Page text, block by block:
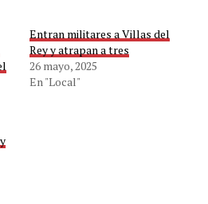
Entran militares a Villas del
Rey y atrapan a tres
26 mayo, 2025
En "Local"